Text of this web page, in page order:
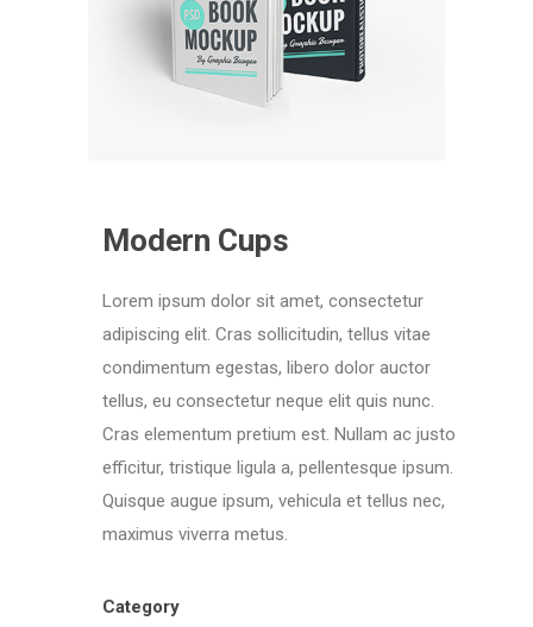
Modern Cups
Lorem ipsum dolor sit amet, consectetur
adipiscing elit. Cras sollicitudin, tellus vitae
condimentum egestas, libero dolor auctor
tellus, eu consectetur neque elit quis nunc.
Cras elementum pretium est. Nullam ac justo
efficitur, tristique ligula a, pellentesque ipsum.
Quisque augue ipsum, vehicula et tellus nec,
maximus viverra metus.
Category